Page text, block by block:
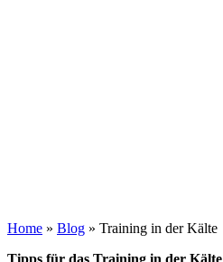
Home » Blog » Training in der Kälte